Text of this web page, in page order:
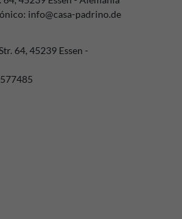
info@casa-padrino.de
64 45239 Essen